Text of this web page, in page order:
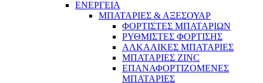
ΕΝΕΡΓΕΙΑ
ΜΠΑΤΑΡΙΕΣ & ΑΞΕΣΟΥΑΡ
ΦΟΡΤΙΣΤΕΣ ΜΠΑΤΑΡΙΩΝ
ΡΥΘΜΙΣΤΕΣ ΦΟΡΤΙΣΗΣ
ΑΛΚΑΛΙΚΕΣ ΜΠΑΤΑΡΙΕΣ
ΜΠΑΤΑΡΙΕΣ ZINC
ΕΠΑΝΑΦΟΡΤΙΖΟΜΕΝΕΣ
ΜΠΑΤΑΡΙΕΣ